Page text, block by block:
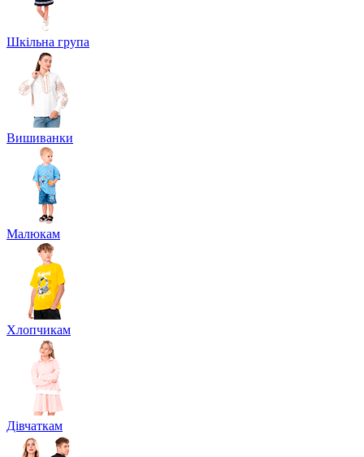
Шкільна група
Вишиванки
Малюкам
Хлопчикам
Дівчаткам